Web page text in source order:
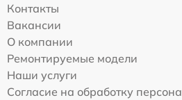
Контакты
Вакансии
О компании
Ремонтируемые модели
Наши услуги
Согласие на обработку